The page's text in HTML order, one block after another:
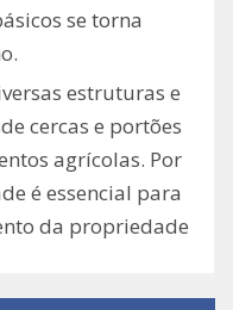
se torna
estruturas e
cercas e portões
agrícolas. Por
é essencial para
da propriedade